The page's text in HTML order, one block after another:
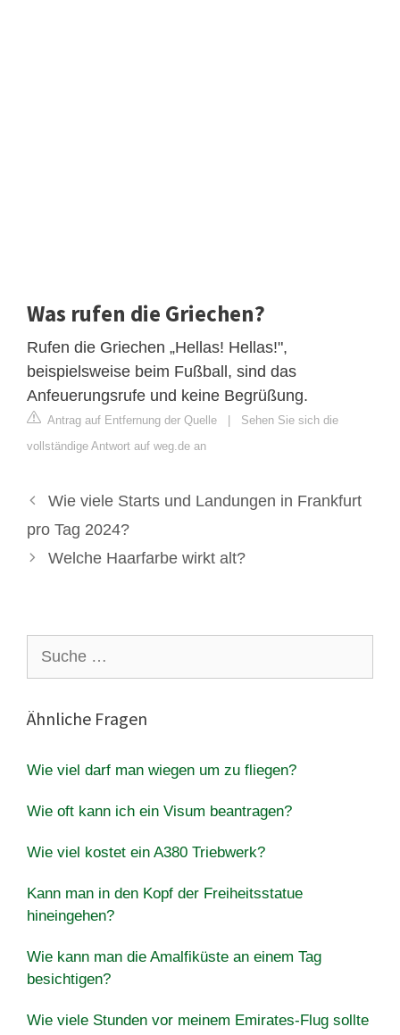
Was rufen die Griechen?
Rufen die Griechen „Hellas! Hellas!",
beispielsweise beim Fußball, sind das
Anfeuerungsrufe und keine Begrüßung.
Antrag auf Entfernung der Quelle | Sehen Sie sich die
vollständige Antwort auf weg.de an
Wie viele Starts und Landungen in Frankfurt
pro Tag 2024?
Welche Haarfarbe wirkt alt?
nach:
Ähnliche Fragen
Wie viel darf man wiegen um zu fliegen?
Wie oft kann ich ein Visum beantragen?
Wie viel kostet ein A380 Triebwerk?
Kann man in den Kopf der Freiheitsstatue
hineingehen?
Wie kann man die Amalfiküste an einem Tag
besichtigen?
Wie viele Stunden vor meinem Emirates-Flug sollte